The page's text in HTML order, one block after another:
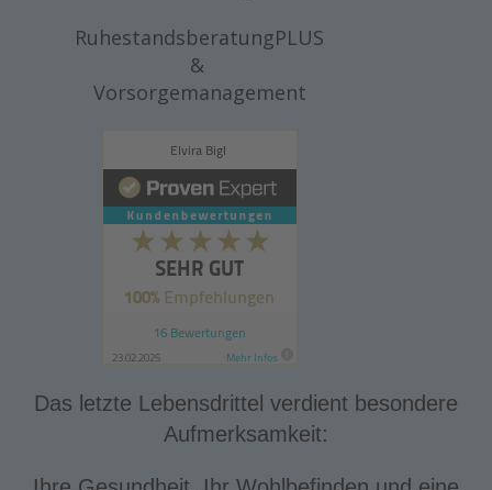
RuhestandsberatungPLUS
&
Vorsorgemanagement
Das letzte Lebensdrittel verdient besondere
Aufmerksamkeit: